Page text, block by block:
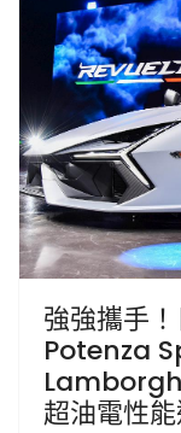
強強攜手
Potenza
超油電性